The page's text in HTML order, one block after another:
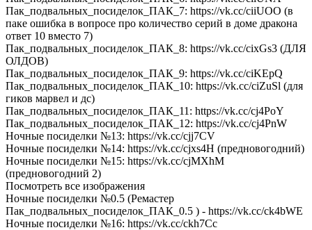
Пак_подвальных_посиделок_ПАК_7: https://vk.cc/ciiUOO (в
паке ошибка в вопросе про количество серий в доме дракона
ответ 10 вместо 7)
Пак_подвальных_посиделок_ПАК_8: https://vk.cc/cixGs3 (ДЛЯ
ОЛДОВ)
Пак_подвальных_посиделок_ПАК_9: https://vk.cc/ciKEpQ
Пак_подвальных_посиделок_ПАК_10: https://vk.cc/ciZuSl (для
гиков марвел и дс)
Пак_подвальных_посиделок_ПАК_11: https://vk.cc/cj4PoY
Пак_подвальных_посиделок_ПАК_12: https://vk.cc/cj4PnW
Ночные посиделки №13: https://vk.cc/cjj7CV
Ночные посиделки №14: https://vk.cc/cjxs4H (предновогодний)
Ночные посиделки №15: https://vk.cc/cjMXhM
(предновогодний 2)
Посмотреть все изображения
Ночные посиделки №0.5 (Ремастер
Пак_подвальных_посиделок_ПАК_0.5 ) - https://vk.cc/ck4bWE
Ночные посиделки №16: https://vk.cc/ckh7Cc